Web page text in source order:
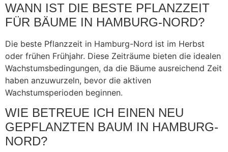
WANN IST DIE BESTE PFLANZZEIT
FÜR BÄUME IN HAMBURG-NORD?
Die beste Pflanzzeit in Hamburg-Nord ist im Herbst
oder frühen Frühjahr. Diese Zeiträume bieten die idealen
Wachstumsbedingungen, da die Bäume ausreichend Zeit
haben anzuwurzeln, bevor die aktiven
Wachstumsperioden beginnen.
WIE BETREUE ICH EINEN NEU
GEPFLANZTEN BAUM IN HAMBURG-
NORD?